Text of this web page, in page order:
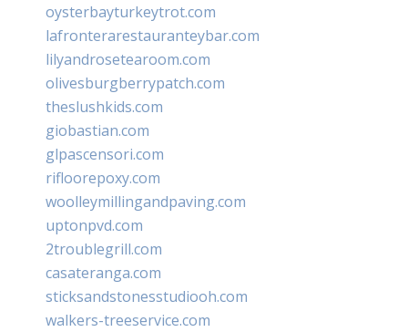
oysterbayturkeytrot.com
lafronterarestauranteybar.com
lilyandrosetearoom.com
olivesburgberrypatch.com
theslushkids.com
giobastian.com
glpascensori.com
rifloorepoxy.com
woolleymillingandpaving.com
uptonpvd.com
2troublegrill.com
casateranga.com
sticksandstonesstudiooh.com
walkers-treeservice.com